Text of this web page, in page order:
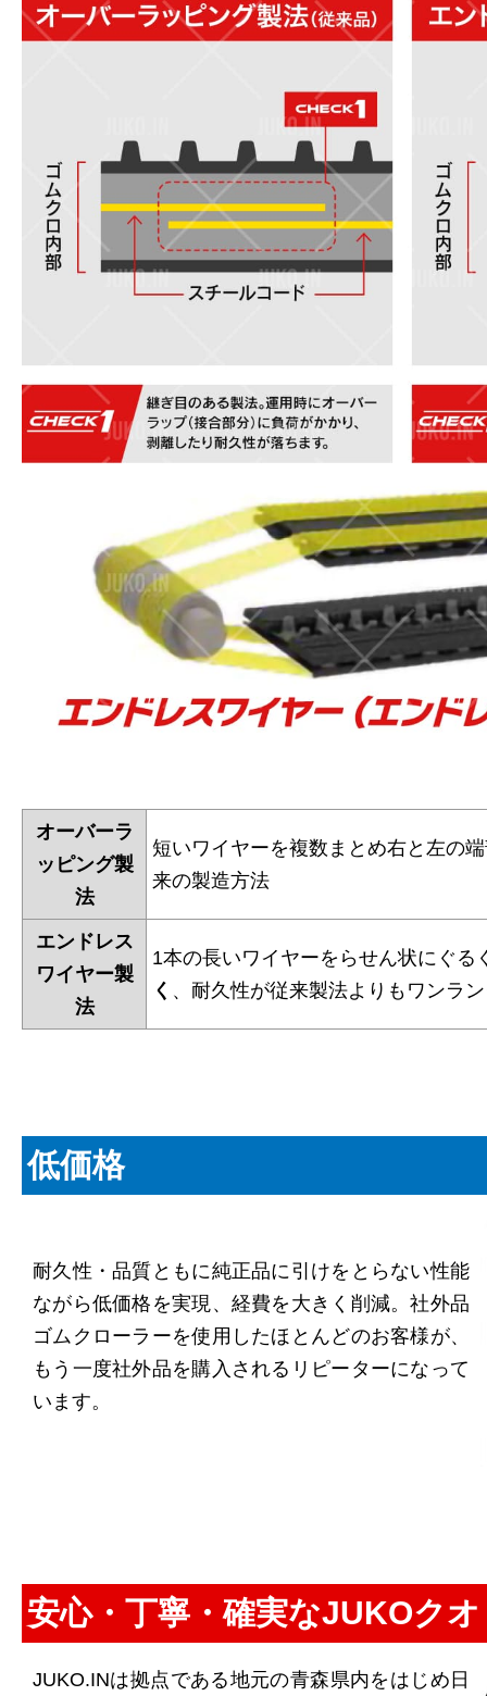
オーバーラ
ッピング製
法
短いワイヤーを複数まとめ右と左の
来の製造方法
エンドレス
ワイヤー製
法
1本の長いワイヤーをらせん状にぐる
く 、耐久性が従来製法よりもワンラ
低価格
耐久性・品質ともに純正品に引けをとらない性能
ながら低価格を実現、経費を大きく削減。社外品
ゴムクローラーを使用したほとんどのお客様が、
もう一度社外品を購入されるリピーターになって
います。
安心・丁寧・確実なJUKOク
JUKO.INは拠点である地元の青森県内をはじめ日